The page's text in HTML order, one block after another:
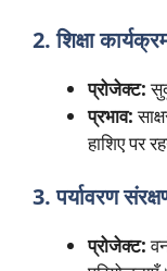
2. शिक्षा
प्रोजेक्ट:
प्रभाव:
हाशिए पर
3. पर्यावरण
प्रोजेक्ट: